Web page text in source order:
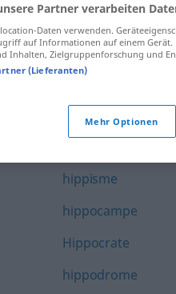
hindouiste
hip
hippie
hippisme
hippocampe
Hippocrate
hippodrome
Partner verarbeiten
Daten verwenden.
auf Informationen auf einem
Inhalten, Zielgruppenforschung und
(Lieferanten)
Mehr Optionen